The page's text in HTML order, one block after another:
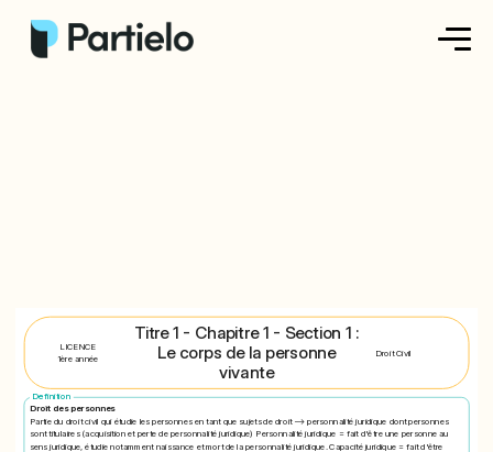
Se connecter
LICENCE
1ère année
Titre 1 - Chapitre 1 - Section 1 :
Le corps de la personne
vivante
Droit Civil
Definition
Droit des personnes
Partie du droit civil qui étudie les personnes en tant que sujets de droit --> personnalité juridique dont personnes
sont titulaires (acquisition et perte de personnalité juridique) Personnalité juridique = fait d'être une personne au
sens juridique, étudie notamment naissance et mort de la personnalité juridique. Capacité juridique = fait d'être